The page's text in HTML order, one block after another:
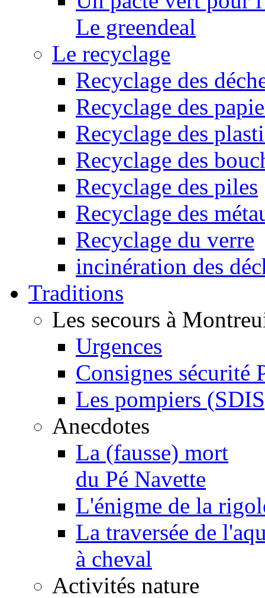
Le greendeal
Le recyclage
Recyclage des
Recyclage des
Recyclage des
Recyclage des
Recyclage des piles
Recyclage des
Recyclage du verre
incinération des
Traditions
Les secours à
Urgences
Consignes sécurité
Les pompiers
Anecdotes
La (fausse) mort
du Pé Navette
L'énigme de la
La traversée de
à cheval
Activités nature